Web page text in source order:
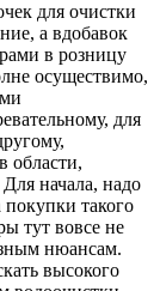
для очистки
а вдобавок
в розницу
осуществимо,
для
области,
начала, надо
покупки такого
тут вовсе не
нюансам.
высокого